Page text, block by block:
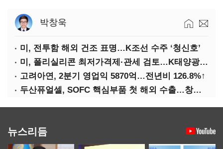
박창욱
미, 전투함 해외 건조 표명…K조선 수주 ‘청신호’
미, 폴리실리콘 최저가격제·관세 검토…K태양광 입지 확대 기대
고려아연, 2분기 영업익 5870억…전년비 126.8%↑
두산퓨얼셀, SOFC 핵심부품 첫 해외 수출…창사 이래 최대 규모
뉴스리듬